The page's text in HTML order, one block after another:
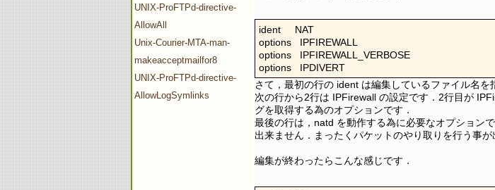
UNIX-ProFTPd-directive-
AllowAll
Unix-Courier-MTA-man-
makeacceptmailfor8
UNIX-ProFTPd-directive-
AllowLogSymlinks
ident     NAT
options   IPFIREWALL
options   IPFIREWALL_VERBOSE
options   IPDIVERT
さて，最初の行の ident は編集しているファイル名を
次の行から2行は IPFirewall の設定です．2行目が
グを取得する為のオプションです．
最後の行は，natd を動作する為に必要なオプション
出来ません．まったくパケットのやり取りを行う事が
編集が終わったらこんな感じです．